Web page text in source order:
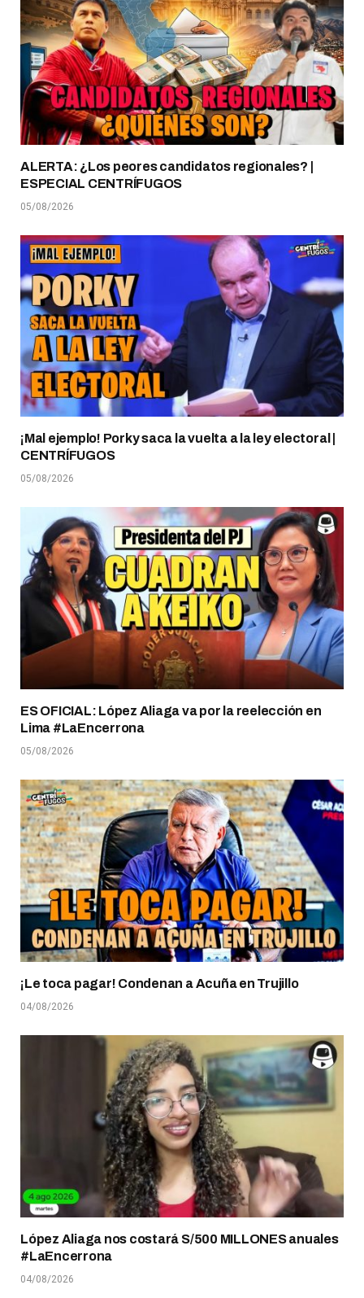
ALERTA: ¿Los peores candidatos regionales? |
ESPECIAL CENTRÍFUGOS
05/08/2026
¡Mal ejemplo! Porky saca la vuelta a la ley electoral |
CENTRÍFUGOS
05/08/2026
ES OFICIAL: López Aliaga va por la reelección en
Lima #LaEncerrona
05/08/2026
¡Le toca pagar! Condenan a Acuña en Trujillo
04/08/2026
López Aliaga nos costará S/500 MILLONES anuales
#LaEncerrona
04/08/2026